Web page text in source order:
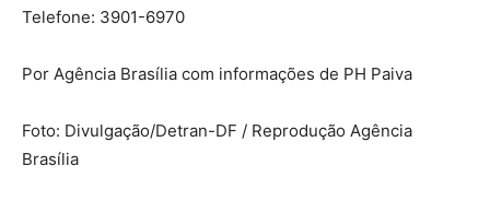
Telefone: 3901-6970
Por Agência Brasília com informações de PH Paiva
Foto: Divulgação/Detran-DF / Reprodução Agência
Brasília